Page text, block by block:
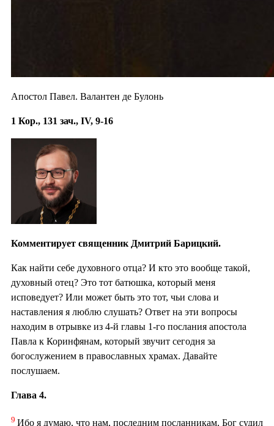
Апостол Павел. Валантен де Булонь
1 Кор., 131 зач., IV, 9-16
Комментирует священник Дмитрий Барицкий.
Как найти себе духовного отца? И кто это вообще такой,
духовный отец? Это тот батюшка, который меня
исповедует? Или может быть это тот, чьи слова и
наставления я люблю слушать? Ответ на эти вопросы
находим в отрывке из 4-й главы 1-го послания апостола
Павла к Коринфянам, который звучит сегодня за
богослужением в православных храмах. Давайте
послушаем.
Глава 4.
9 Ибо я думаю, что нам, последним посланникам, Бог судил